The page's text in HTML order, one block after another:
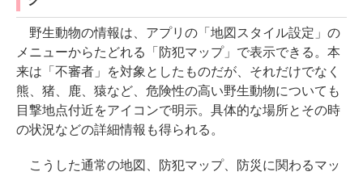
野生動物の情報は、アプリの「地図スタイル設定」の
メニューからたどれる「防犯マップ」で表示できる。本
来は「不審者」を対象としたものだが、それだけでなく
熊、猪、鹿、猿など、危険性の高い野生動物についても
目撃地点付近をアイコンで明示。具体的な場所とその時
の状況などの詳細情報も得られる。
こうした通常の地図、防犯マップ、防災に関わるマッ